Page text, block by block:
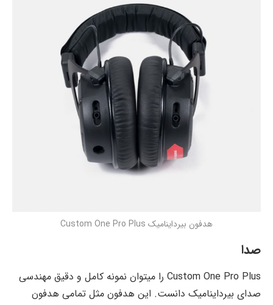
هدفون بیرداینامیک Custom One Pro Plus
صدا
Custom One Pro Plus را میتوان نمونه کامل و دقیق مهندسی
صدای بیرداینامیک دانست. این هدفون مثل تمامی هدفون